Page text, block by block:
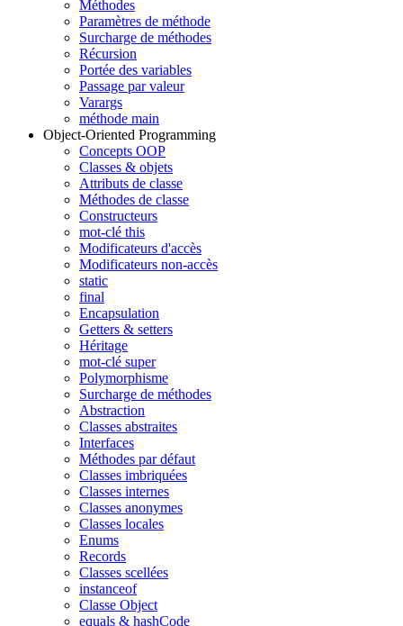
Méthodes
Paramètres de méthode
Surcharge de méthodes
Récursion
Portée des variables
Passage par valeur
Varargs
méthode main
Object-Oriented Programming
Concepts OOP
Classes & objets
Attributs de classe
Méthodes de classe
Constructeurs
mot-clé this
Modificateurs d'accès
Modificateurs non-accès
static
final
Encapsulation
Getters & setters
Héritage
mot-clé super
Polymorphisme
Surcharge de méthodes
Abstraction
Classes abstraites
Interfaces
Méthodes par défaut
Classes imbriquées
Classes internes
Classes anonymes
Classes locales
Enums
Records
Classes scellées
instanceof
Classe Object
equals & hashCode